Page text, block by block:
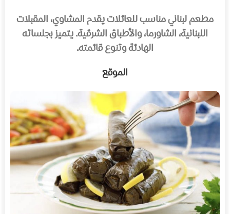
مطعم لبناني مناسب للعائلات يقدم المشاوي، المقبلات
اللبنانية، الشاورما، والأطباق الشرقية. يتميز بجلساته
الهادئة وتنوع قائمته.
الموقع